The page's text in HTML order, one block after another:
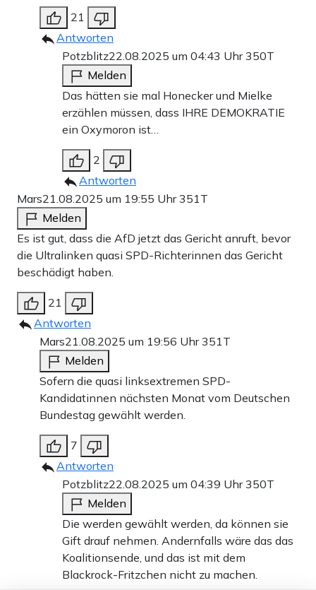
21
Antworten
Potzblitz22.08.2025 um 04:43 Uhr350T
Melden
Das hätten sie mal Honecker und Mielke
erzählen müssen, dass IHRE DEMOKRATIE
ein Oxymoron ist…
2
Antworten
Mars21.08.2025 um 19:55 Uhr351T
Melden
Es ist gut, dass die AfD jetzt das Gericht anruft, bevor
die Ultralinken quasi SPD-Richterinnen das Gericht
beschädigt haben.
21
Antworten
Mars21.08.2025 um 19:56 Uhr351T
Melden
Sofern die quasi linksextremen SPD-
Kandidatinnen nächsten Monat vom Deutschen
Bundestag gewählt werden.
7
Antworten
Potzblitz22.08.2025 um 04:39 Uhr350T
Melden
Die werden gewählt werden, da können sie
Gift drauf nehmen. Andernfalls wäre das das
Koalitionsende, und das ist mit dem
Blackrock-Fritzchen nicht zu machen.